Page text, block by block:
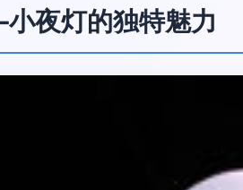
夜灯的独特魅力